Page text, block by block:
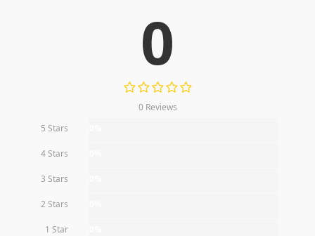
0
0 Reviews
5 Stars
4 Stars
3 Stars
2 Stars
1 Star